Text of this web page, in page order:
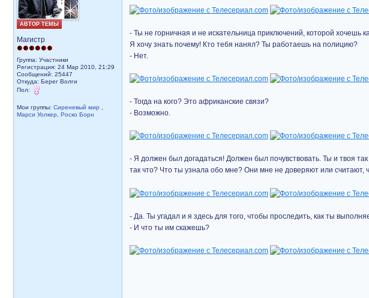
АВТОР ТЕМЫ
Магистр
Группа: Участники
Регистрация: 24 Мар 2010, 21:29
Сообщений: 25447
Откуда: Берег Волги
Пол:
Мои группы: Сиреневый мир ,
Марси Уолкер, Роско Борн
- Ты не горничная и не искательница приключений, которой хочешь
Я хочу знать почему! Кто тебя нанял? Ты работаешь на полицию?
- Нет.
- Тогда на кого? Это африканские связи?
- Возможно.
- Я должен был догадаться! Должен был почувствовать. Ты и твоя
так что? Что ты узнала обо мне? Они мне не доверяют или считают,
- Да. Ты угадал и я здесь для того, чтобы проследить, как ты
- И что ты им скажешь?